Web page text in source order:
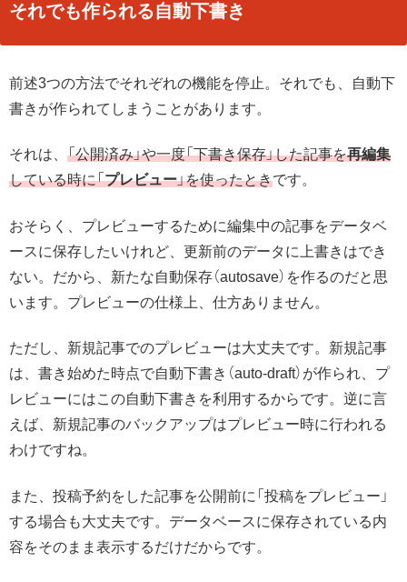
それでも作られる自動下書き
前述3つの方法でそれぞれの機能を停止。それでも、自動下
書きが作られてしまうことがあります。
それは、 「公開済み」や一度「下書き保存」した記事を再編集
している時に「プレビュー」を使ったときです。
おそらく、プレビューするために編集中の記事をデータベ
ースに保存したいけれど、更新前のデータに上書きはでき
ない。だから、新たな自動保存（autosave）を作るのだと思
います。プレビューの仕様上、仕方ありません。
ただし、新規記事でのプレビューは大丈夫です。新規記事
は、書き始めた時点で自動下書き（auto-draft）が作られ、プ
レビューにはこの自動下書きを利用するからです。逆に言
えば、新規記事のバックアップはプレビュー時に行われる
わけですね。
また、投稿予約をした記事を公開前に「投稿をプレビュー」
する場合も大丈夫です。データベースに保存されている内
容をそのまま表示するだけだからです。